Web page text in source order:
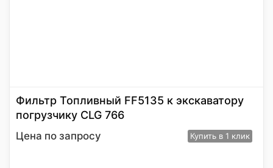
Фильтр Топливный FF5135 к экскаватору
погрузчику CLG 766
Цена по запросу Купить в 1 клик